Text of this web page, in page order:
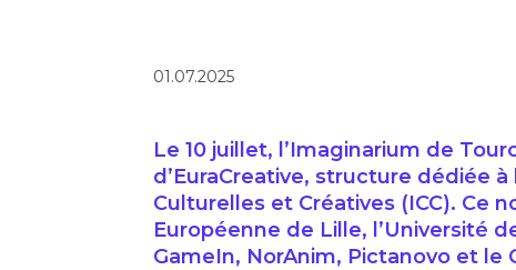
01.07.2025
Le 10 juillet, l’Imaginarium de
d’EuraCreative, structure dédiée
Culturelles et Créatives (ICC). Ce
Européenne de Lille, l’Université
GameIn, NorAnim, Pictanovo et le